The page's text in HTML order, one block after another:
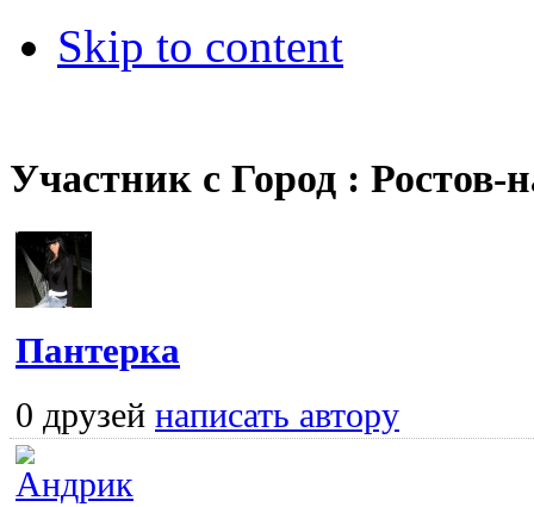
Skip to content
Участник с Город : Ростов-
Пантерка
0 друзей написать автору